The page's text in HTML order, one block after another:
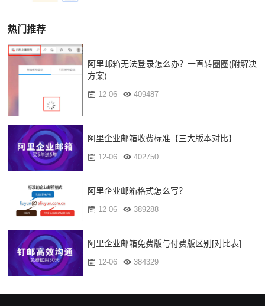
热门推荐
阿里邮箱无法登录怎么办？一直转圈圈(附解决
方案)
12-06 409487
阿里企业邮箱收费标准【三大版本对比】
12-06 402750
阿里企业邮箱格式怎么写？
12-06 389288
阿里企业邮箱免费版与付费版区别[对比表]
12-06 384329